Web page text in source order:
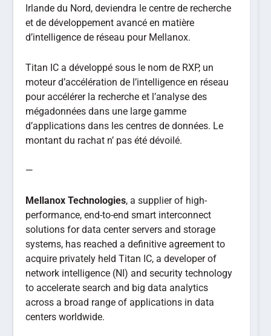
Irlande du Nord, deviendra le centre de recherche
et de développement avancé en matière
d’intelligence de réseau pour Mellanox.
Titan IC a développé sous le nom de RXP, un
moteur d’accélération de l’intelligence en réseau
pour accélérer la recherche et l’analyse des
mégadonnées dans une large gamme
d’applications dans les centres de données. Le
montant du rachat n’ pas été dévoilé.
—
Mellanox Technologies, a supplier of high-
performance, end-to-end smart interconnect
solutions for data center servers and storage
systems, has reached a definitive agreement to
acquire privately held Titan IC, a developer of
network intelligence (NI) and security technology
to accelerate search and big data analytics
across a broad range of applications in data
centers worldwide.